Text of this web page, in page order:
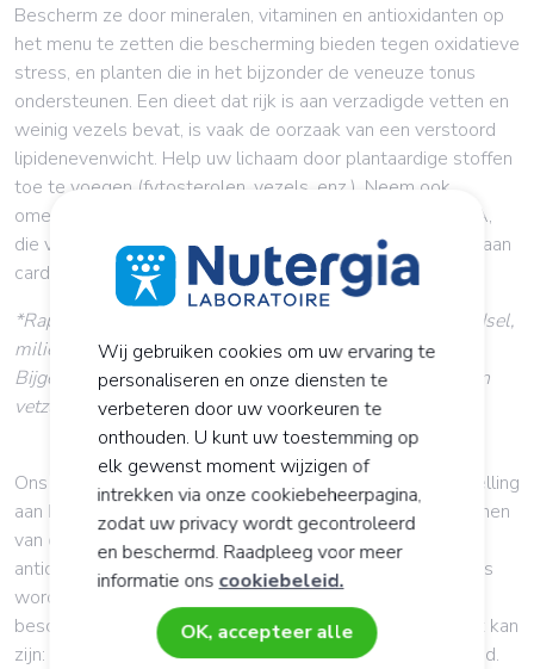
Bescherm ze door mineralen, vitaminen en antioxidanten op
het menu te zetten die bescherming bieden tegen oxidatieve
stress, en planten die in het bijzonder de veneuze tonus
ondersteunen. Een dieet dat rijk is aan verzadigde vetten en
weinig vezels bevat, is vaak de oorzaak van een verstoord
lipidenevenwicht. Help uw lichaam door plantaardige stoffen
toe te voegen (fytosterolen, vezels, enz.). Neem ook
omega-3 en -6 in uw voeding op, met name DHA en EPA,
die volgens een rapport van het Anses* het sterftecijfer aan
cardiovasculaire aandoeningen doen verminderen.
*Rapport van het Franse nationaal agentschap voor voedsel,
milieu en veiligheid op het werk (ANSES). Mei 2011.
Bijgewerkte informatie over de aanbevolen hoeveelheden
vetzuren. [2000,13(1) :29-36].
Ons lichaam produceert zowel van nature als bij blootstelling
aan bepaalde bronnen van stress vrije radicalen, die bronnen
van oxidatieve stress zijn. Gelukkig hebben we ook
antioxidante systemen om ze uit te schakelen. Maar soms
worden deze systemen overbelast, zodat de inname van
beschermende, antioxidante voedingsstoffen interessant kan
zijn: selenium, zink, koper, vitamine C en E, groene thee e.d.
Wij gebruiken cookies om uw ervaring te
personaliseren en onze diensten te
verbeteren door uw voorkeuren te
onthouden. U kunt uw toestemming op
elk gewenst moment wijzigen of
intrekken via onze cookiebeheerpagina,
zodat uw privacy wordt gecontroleerd
en beschermd. Raadpleeg voor meer
informatie ons cookiebeleid.
OK, accepteer alle